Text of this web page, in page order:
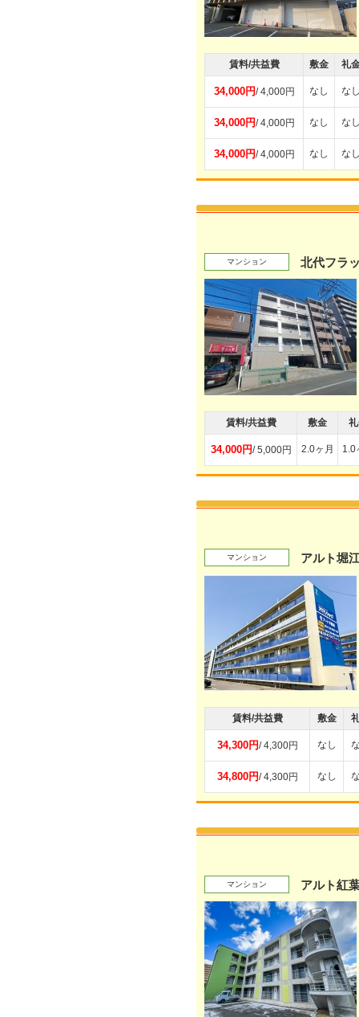
賃料/共益費 敷金 礼
34,000円/ 4,000円 なし な
34,000円/ 4,000円 なし な
34,000円/ 4,000円 なし な
マンション 北代フラ
賃料/共益費 敷金
34,000円/ 5,000円 2.0ヶ月 1.0
マンション アルト堀
賃料/共益費 敷金
34,300円/ 4,300円 なし
34,800円/ 4,300円 なし
マンション アルト紅